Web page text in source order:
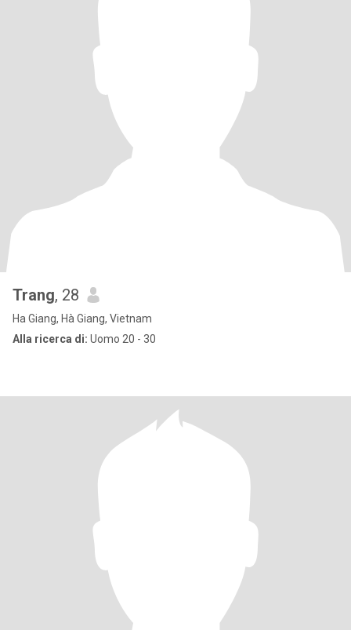
Trang, 28
Ha Giang, Hà Giang, Vietnam
Alla ricerca di: Uomo 20 - 30